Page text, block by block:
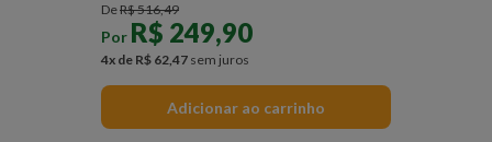
DeR$516,49
Por R$ 249,90
4x de R$ 62,47 sem juros
Adicionar ao carrinho